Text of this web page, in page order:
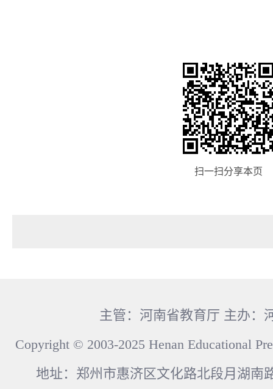
扫一扫分享本页
主管：河南省教育厅 主办：
Copyright © 2003-2025 Henan Educational
地址：郑州市惠济区文化路北段月湖南